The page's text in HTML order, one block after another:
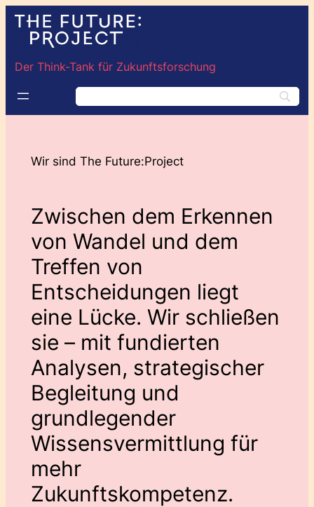
Der Think-Tank für Zukunftsforschung
Wir sind The Future:Project
Zwischen dem Erkennen
von Wandel und dem
Treffen von
Entscheidungen liegt
eine Lücke. Wir schließen
sie – mit fundierten
Analysen, strategischer
Begleitung und
grundlegender
Wissensvermittlung für
mehr
Zukunftskompetenz.